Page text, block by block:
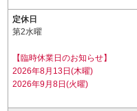
定休日
第2水曜
【臨時休業日のお知らせ】
2026年8月13日(木曜)
2026年9月8日(火曜)